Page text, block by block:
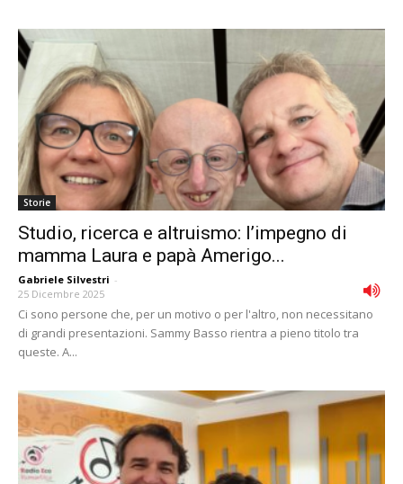
Storie
Studio, ricerca e altruismo: l’impegno di
mamma Laura e papà Amerigo...
Gabriele Silvestri -
25 Dicembre 2025
Ci sono persone che, per un motivo o per l'altro, non necessitano
di grandi presentazioni. Sammy Basso rientra a pieno titolo tra
queste. A...